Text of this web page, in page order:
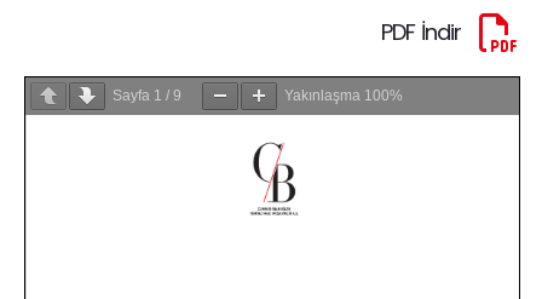
PDF İndir
Sayfa 1 / 9 Yakınlaşma 100%